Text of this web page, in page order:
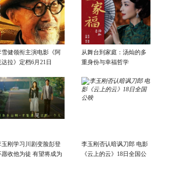
雪健领衔主演电影《阿
达拉》定档6月21日
从舞台到家庭：汤灿的多
重身份与幸福哲学
玉刚学习川剧变脸彭登
愿收他为徒 有望将成为
李玉刚否认暗讽刀郎 电影
《云上的云》18日全国公